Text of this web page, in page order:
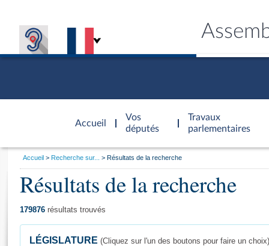
Accueil
d'accueil
Vos
députés
Travaux
parlementaires
Général
Vous
Accueil Recherche sur... Résultats de la recherche
Résultats de la recherche
179876 résultats trouvés
LÉGISLATURE (Cliquez sur l'un des boutons pour faire un choix)